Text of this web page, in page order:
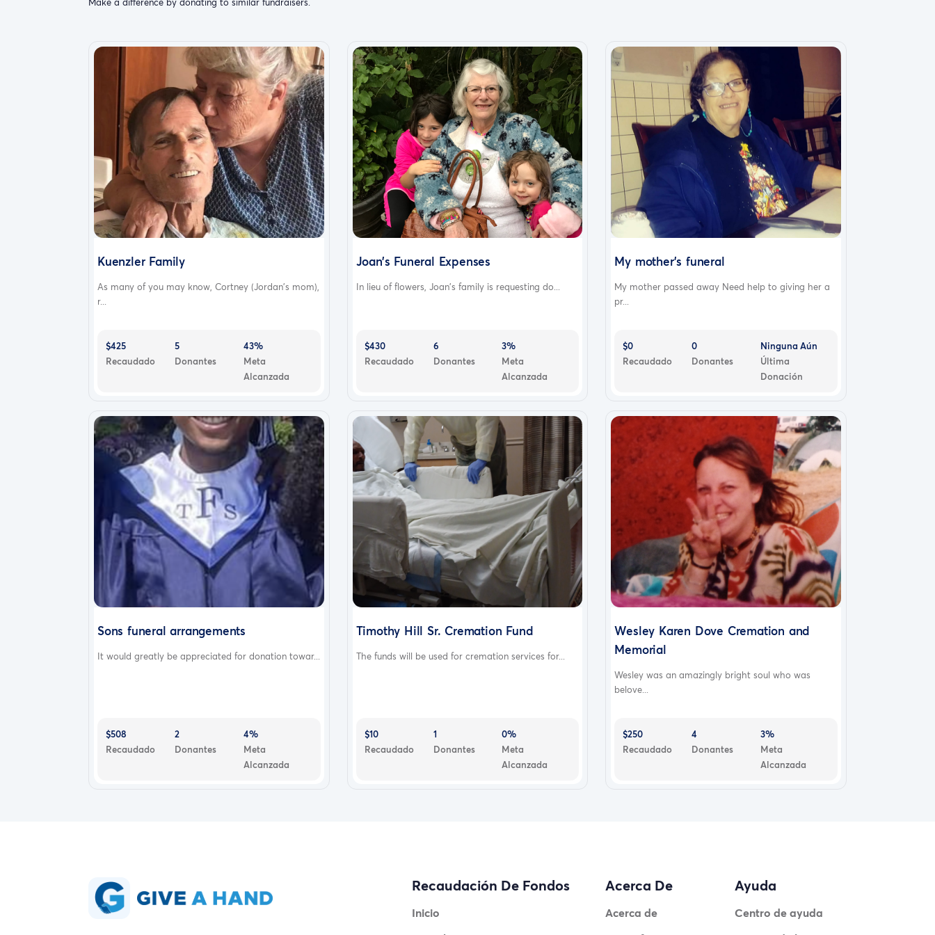
Kuenzler Family
As many of you may know, Cortney (Jordan’s mom),
r...
$425
Recaudado
5
Donantes
43%
Meta
Alcanzada
Joan’s Funeral Expenses
In lieu of flowers, Joan’s family is requesting do...
$430
Recaudado
6
Donantes
3%
Meta
Alcanzada
My mother's funeral
My mother passed away Need help to giving her a
pr...
$0
Recaudado
0
Donantes
Ninguna Aún
Última
Donación
Sons funeral arrangements
It would greatly be appreciated for donation towar...
$508
Recaudado
2
Donantes
4%
Meta
Alcanzada
Timothy Hill Sr. Cremation Fund
The funds will be used for cremation services for...
$10
Recaudado
1
Donantes
0%
Meta
Alcanzada
Wesley Karen Dove Cremation and
Memorial
Wesley was an amazingly bright soul who was
belove...
$250
Recaudado
4
Donantes
3%
Meta
Alcanzada
Recaudación De Fondos
Inicio
Acerca De
Acerca de
Ayuda
Centro de ayuda